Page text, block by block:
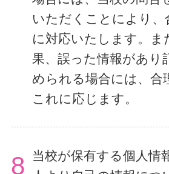
いただくことにより、
に対応いたします。ま
果、誤った情報があり
められる場合には、合
これに応じます。
8
当校が保有する個人情